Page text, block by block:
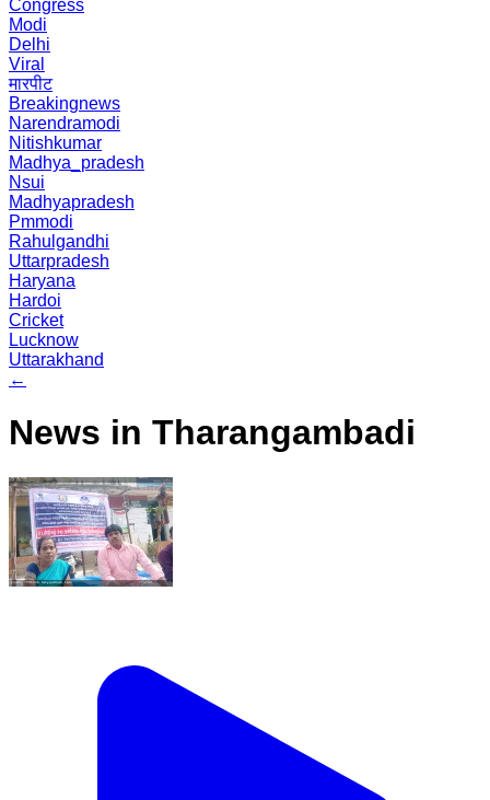
Congress
Modi
Delhi
Viral
मारपीट
Breakingnews
Narendramodi
Nitishkumar
Madhya_pradesh
Nsui
Madhyapradesh
Pmmodi
Rahulgandhi
Uttarpradesh
Haryana
Hardoi
Cricket
Lucknow
Uttarakhand
←
News in Tharangambadi